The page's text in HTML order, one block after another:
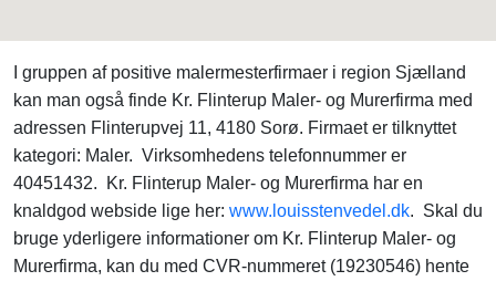
I gruppen af positive malermesterfirmaer i region Sjælland
kan man også finde Kr. Flinterup Maler- og Murerfirma med
adressen Flinterupvej 11, 4180 Sorø. Firmaet er tilknyttet
kategori: Maler. Virksomhedens telefonnummer er
40451432. Kr. Flinterup Maler- og Murerfirma har en
knaldgod webside lige her: www.louisstenvedel.dk. Skal du
bruge yderligere informationer om Kr. Flinterup Maler- og
Murerfirma, kan du med CVR-nummeret (19230546) hente